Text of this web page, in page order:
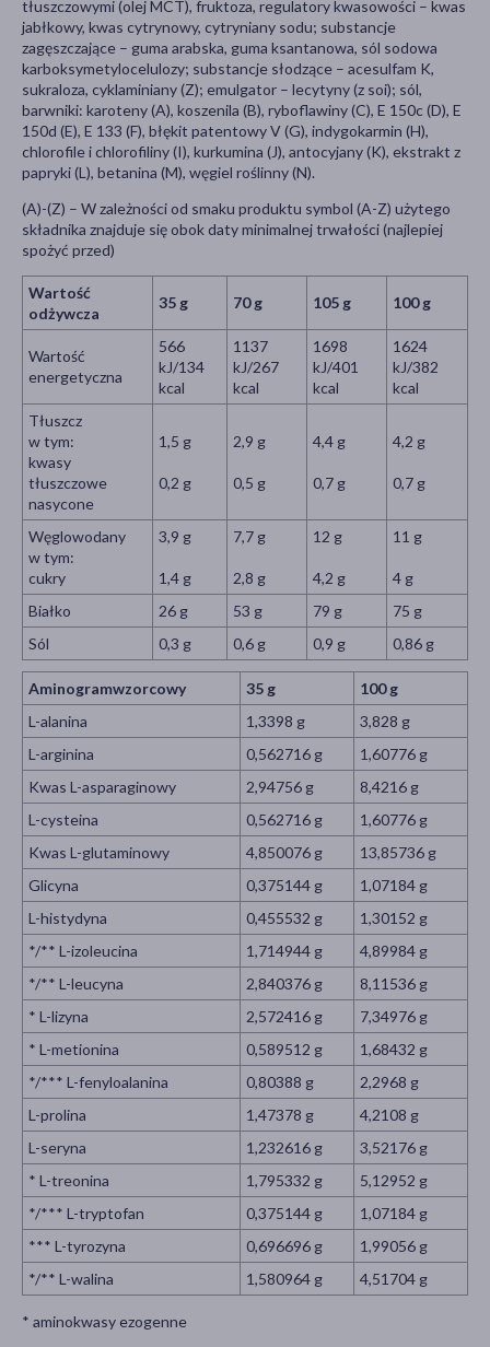
tłuszczowymi (olej MCT), fruktoza, regulatory kwasowości – kwas
jabłkowy, kwas cytrynowy, cytryniany sodu; substancje
zagęszczające – guma arabska, guma ksantanowa, sól sodowa
karboksymetylocelulozy; substancje słodzące – acesulfam K,
sukraloza, cyklaminiany (Z); emulgator – lecytyny (z soi); sól,
barwniki: karoteny (A), koszenila (B), ryboflawiny (C), E 150c (D), E
150d (E), E 133 (F), błękit patentowy V (G), indygokarmin (H),
chlorofile i chlorofiliny (I), kurkumina (J), antocyjany (K), ekstrakt z
papryki (L), betanina (M), węgiel roślinny (N).
(A)-(Z) – W zależności od smaku produktu symbol (A-Z) użytego
składnika znajduje się obok daty minimalnej trwałości (najlepiej
spożyć przed)
Wartość
odżywcza
35 g 70 g 105 g 100 g
Wartość
energetyczna
566
kJ/134
kcal
1137
kJ/267
kcal
1698
kJ/401
kcal
1624
kJ/382
kcal
Tłuszcz
w tym:
kwasy
tłuszczowe
nasycone
1,5 g
0,2 g
2,9 g
0,5 g
4,4 g
0,7 g
4,2 g
0,7 g
Węglowodany
w tym:
cukry
3,9 g
1,4 g
7,7 g
2,8 g
12 g
4,2 g
11 g
4 g
Białko
26 g 53 g 79 g
75 g
Sól
0,3 g 0,6 g 0,9 g 0,86 g
Aminogramwzorcowy 35 g
100 g
L-alanina
1,3398 g
3,828 g
L-arginina
0,562716 g
1,60776 g
Kwas L-asparaginowy
2,94756 g
8,4216 g
L-cysteina
0,562716 g
1,60776 g
Kwas L-glutaminowy
4,850076 g
13,85736 g
Glicyna
0,375144 g
1,07184 g
L-histydyna
0,455532 g
1,30152 g
*/** L-izoleucina
1,714944 g
4,89984 g
*/** L-leucyna
2,840376 g
8,11536 g
* L-lizyna
2,572416 g
7,34976 g
* L-metionina
0,589512 g
1,68432 g
*/*** L-fenyloalanina
0,80388 g
2,2968 g
L-prolina
1,47378 g
4,2108 g
L-seryna
1,232616 g
3,52176 g
* L-treonina
1,795332 g
5,12952 g
*/*** L-tryptofan
0,375144 g
1,07184 g
*** L-tyrozyna
0,696696 g
1,99056 g
*/** L-walina
1,580964 g 4,51704 g
* aminokwasy ezogenne